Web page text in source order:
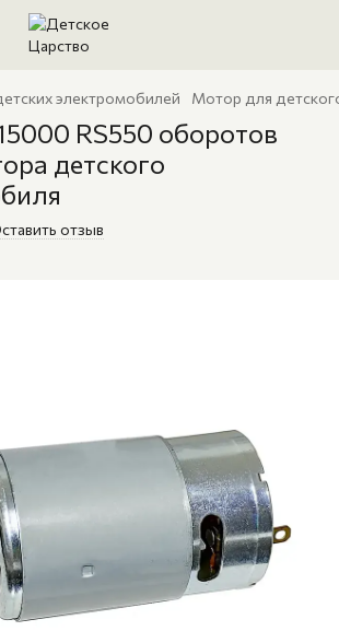
электромобилей Мотор для
RS550 оборотов
детского
отзыв